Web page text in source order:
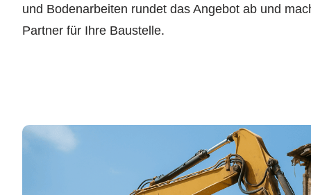
und Bodenarbeiten rundet das Angebot ab und
Partner für Ihre Baustelle.